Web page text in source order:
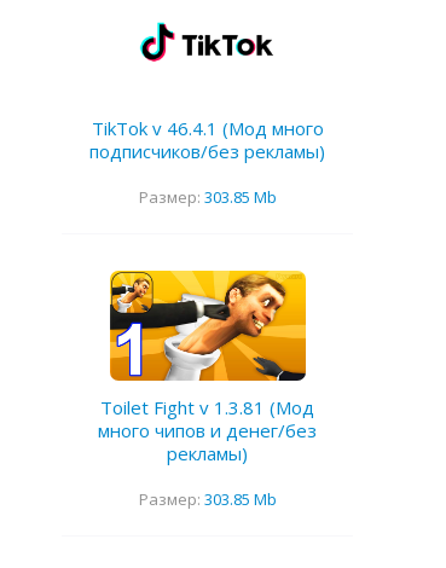
TikTok v 46.4.1 (Мод много
подписчиков/без рекламы)
Размер: 303.85 Mb
Toilet Fight v 1.3.81 (Мод
много чипов и денег/без
рекламы)
Размер: 303.85 Mb